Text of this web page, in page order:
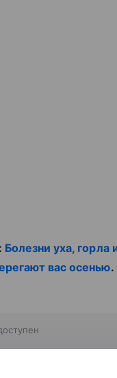
Болезни уха, горла
вас осенью